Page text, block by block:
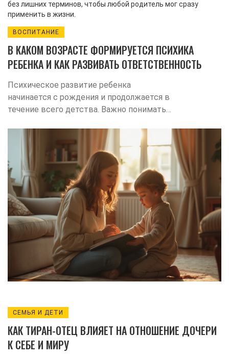
без лишних терминов, чтобы любой родитель мог сразу
применить в жизни.
ВОСПИТАНИЕ
В КАКОМ ВОЗРАСТЕ ФОРМИРУЕТСЯ ПСИХИКА
РЕБЕНКА И КАК РАЗВИВАТЬ ОТВЕТСТВЕННОСТЬ
Психическое развитие ребенка
начинается с рождения и продолжается в
течение всего детства. Важно понимать,
ребенка, чтобы успешно поддерживать
его развитие и вносить вклад в
формирование ответственного
поведения. Каждый этап детства
уникален, и родители играют ключевую
роль в формировании личностных
качеств. Зная особенности психики,
можно эффективно выработать
стратегии воспитания.
СЕМЬЯ И ДЕТИ
КАК ТИРАН-ОТЕЦ ВЛИЯЕТ НА ОТНОШЕНИЕ ДОЧЕРИ
К СЕБЕ И МИРУ